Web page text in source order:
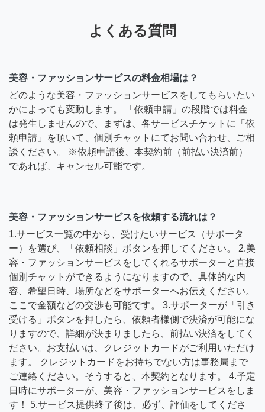
よくある質問
美容・ファッションサービスの料金相場は？
どのような美容・ファッションサービスをしてもらいたい
かによっても変動します。 「依頼申請」の段階では料金
は発生しませんので、まずは、各サービスチケットに「依
頼申請」を頂いて、個別チャットにてお問い合わせ、ご相
談ください。 ※依頼申請後、本契約前（前払い決済前）
であれば、キャンセル可能です。
美容・ファッションサービスを依頼する流れは？
1.サービス一覧の中から、受けたいサービス（サポータ
ー）を選び、「依頼相談」ボタンを押してください。 2.美
容・ファッションサービスをしてくれるサポーターと直接
個別チャットができるようになりますので、具体的な内
容、希望日時、場所などをサポーターへお伝えください。
ここで金額などの交渉も可能です。 3.サポーターが「引き
受ける」ボタンを押したら、依頼者様側で決済が可能にな
りますので、詳細が決まりましたら、前払い決済をしてく
ださい。お支払いは、クレジットカードがご利用いただけ
ます。 クレジットカードをお持ちでない方は事務局まで
ご連絡ください。そうすると、本契約となります。 4.予定
日時にサポーターが、美容・ファッションサービスをしま
す！ 5.サービス提供終了後は、必ず、評価をしてくださ